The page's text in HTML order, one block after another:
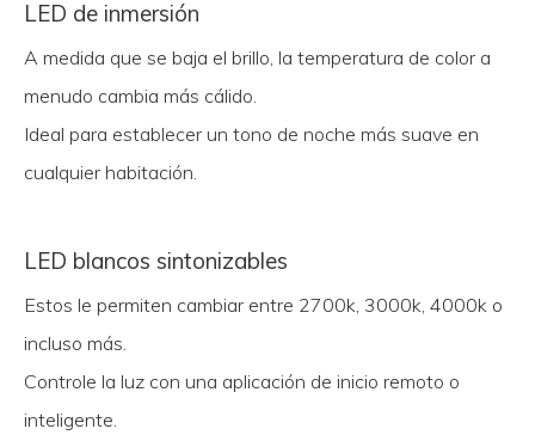
LED de inmersión
A medida que se baja el brillo, la temperatura de color a
menudo cambia más cálido.
Ideal para establecer un tono de noche más suave en
cualquier habitación.
LED blancos sintonizables
Estos le permiten cambiar entre 2700k, 3000k, 4000k o
incluso más.
Controle la luz con una aplicación de inicio remoto o
inteligente.